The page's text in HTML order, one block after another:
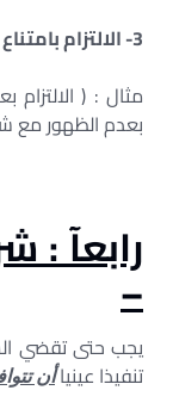
3- الالتزام بامتناع عن عمل
مثال : (
بعدم الظهور مع
رابعآ :
–
يجب حتى تقضي
تنفيذا عينياأن